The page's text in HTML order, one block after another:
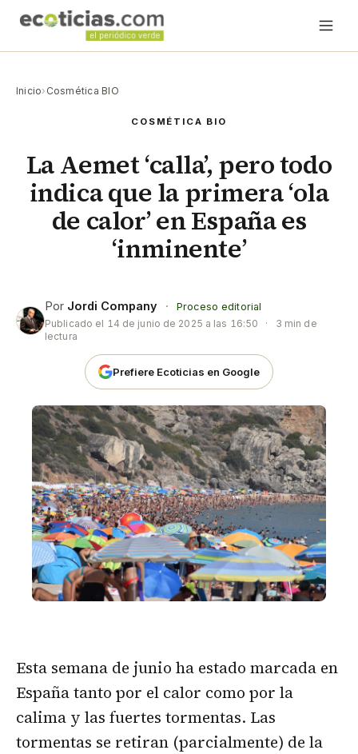
Inicio› Cosmética BIO
COSMÉTICA BIO
La Aemet ‘calla’, pero todo
indica que la primera ‘ola
de calor’ en España es
‘inminente’
Por Jordi Company ·
Proceso editorial
Publicado el 14 de junio de 2025 a las 16:50 ·
3 min de
lectura
Prefiere Ecoticias en Google
Esta semana de junio ha estado marcada en
España tanto por el calor como por la
calima y las fuertes tormentas. Las
tormentas se retiran (parcialmente) de la